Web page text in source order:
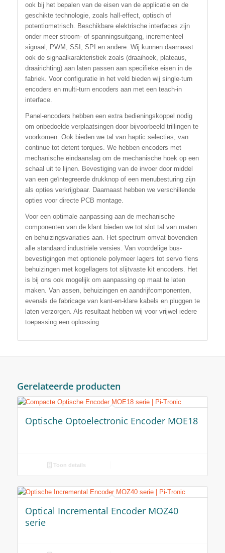
ook bij het bepalen van de eisen van de applicatie en de
geschikte technologie, zoals hall-effect, optisch of
potentiometrisch. Beschikbare elektrische interfaces zijn
onder meer stroom- of spanningsuitgang, incrementeel
signaal, PWM, SSI, SPI en andere. Wij kunnen daarnaast
ook de signaalkarakteristiek zoals (draaihoek, plateaus,
draairichting) aan laten passen aan specifieke eisen in de
fabriek. Voor configuratie in het veld bieden wij single-turn
encoders en multi-turn encoders aan met een teach-in
interface.
Panel-encoders hebben een extra bedieningskoppel nodig
om onbedoelde verplaatsingen door bijvoorbeeld trillingen te
voorkomen. Ook bieden we tal van haptic selecties, van
continue tot detent torques. We hebben encoders met
mechanische eindaanslag om de mechanische hoek op een
schaal uit te lijnen. Bevestiging van de invoer door middel
van een geïntegreerde drukknop of een menubesturing zijn
als opties verkrijgbaar. Daarnaast hebben we verschillende
opties voor directe PCB montage.
Voor een optimale aanpassing aan de mechanische
componenten van de klant bieden we tot slot tal van maten
en behuizingsvariaties aan. Het spectrum omvat bovendien
alle standaard industriële versies. Van voordelige bus-
bevestigingen met optionele polymeer lagers tot servo flens
behuizingen met kogellagers tot slijtvaste kit encoders. Het
is bij ons ook mogelijk om aanpassing op maat te laten
maken. Van assen, behuizingen en aandrijfcomponenten,
evenals de fabricage van kant-en-klare kabels en pluggen te
laten verzorgen. Als resultaat hebben wij voor vrijwel iedere
toepassing een oplossing.
Gerelateerde producten
Optische Optoelectronic Encoder MOE18
Toon details
Optical Incremental Encoder MOZ40
serie